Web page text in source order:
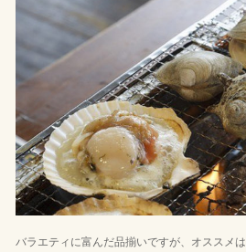
バラエティに富んだ品揃いですが、オススメ